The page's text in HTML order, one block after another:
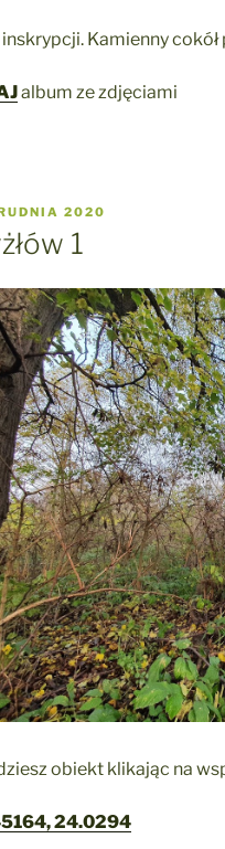
Kamienny
album ze zdjęciami
2020
1
obiekt klikając na
24.0294